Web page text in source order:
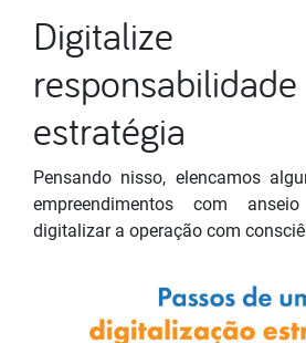
estratégia
Pensando nisso, elencamos
empreendimentos com
digitalizar a operação com